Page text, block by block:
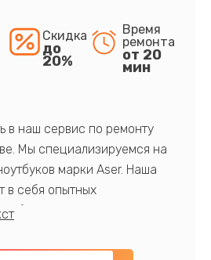
Скидка
до
20%
Время
ремонта
от 20
мин
в наш сервис по ремонту
Мы специализируемся на
марки Aser. Наша
в себя опытных
обширными знаниями и
и качественный ремонт с